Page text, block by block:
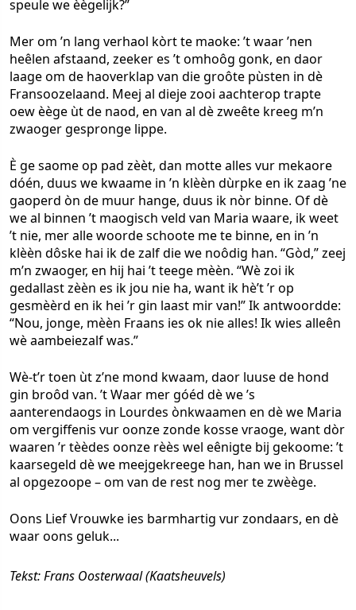
speule we èègelijk?”
Mer om ’n lang verhaol kòrt te maoke: ’t waar ’nen
heêlen afstaand, zeeker es ’t omhoôg gonk, en daor
laage om de haoverklap van die groôte pùsten in dè
Fransoozelaand. Meej al dieje zooi aachterop trapte
oew èège ùt de naod, en van al dè zweête kreeg m’n
zwaoger gespronge lippe.
È ge saome op pad zèèt, dan motte alles vur mekaore
dóén, duus we kwaame in ’n klèèn dùrpke en ik zaag ’ne
gaoperd òn de muur hange, duus ik nòr binne. Of dè
we al binnen ’t maogisch veld van Maria waare, ik weet
’t nie, mer alle woorde schoote me te binne, en in ’n
klèèn dôske hai ik de zalf die we noôdig han. “Gòd,” zeej
m’n zwaoger, en hij hai ’t teege mèèn. “Wè zoi ik
gedallast zèèn es ik jou nie ha, want ik hè’t ’r op
gesmèèrd en ik hei ’r gin laast mir van!” Ik antwoordde:
“Nou, jonge, mèèn Fraans ies ok nie alles! Ik wies alleên
wè aambeiezalf was.”
Wè-t’r toen ùt z’ne mond kwaam, daor luuse de hond
gin broôd van. ’t Waar mer góéd dè we ’s
aanterendaogs in Lourdes ònkwaamen en dè we Maria
om vergiffenis vur oonze zonde kosse vraoge, want dòr
waaren ’r tèèdes oonze rèès wel eênigte bij gekoome: ’t
kaarsegeld dè we meejgekreege han, han we in Brussel
al opgezoope – om van de rest nog mer te zwèège.
Oons Lief Vrouwke ies barmhartig vur zondaars, en dè
waar oons geluk...
Tekst: Frans Oosterwaal (Kaatsheuvels)